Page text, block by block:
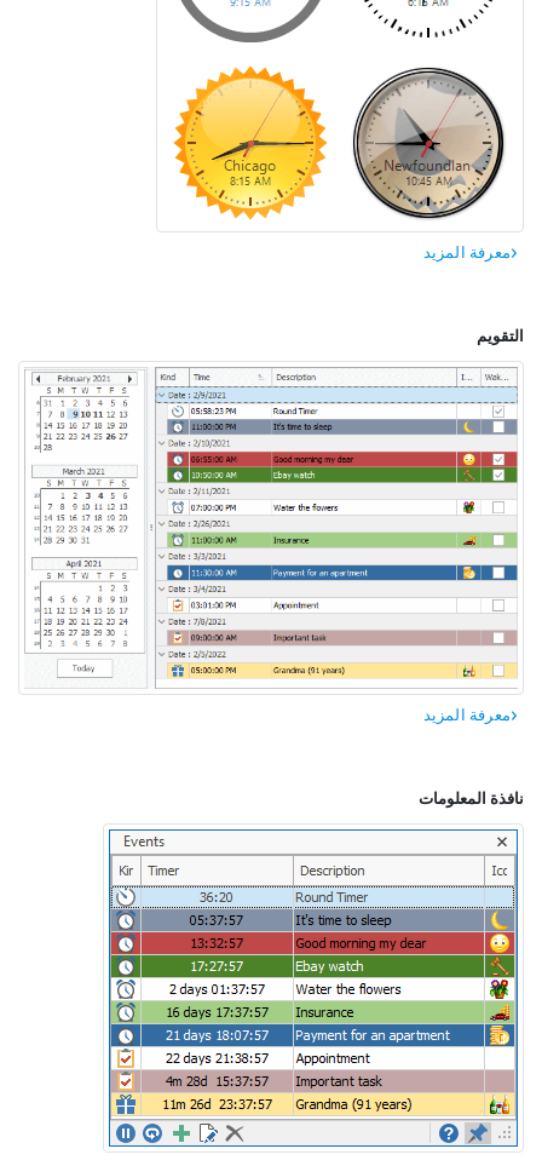
معرفة المزيد
التقويم
معرفة المزيد
نافذة المعلومات